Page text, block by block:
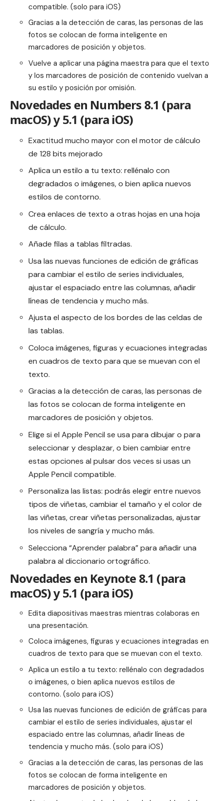
compatible. (solo para iOS)
Gracias a la detección de caras, las personas de las
fotos se colocan de forma inteligente en
marcadores de posición y objetos.
Vuelve a aplicar una página maestra para que el texto
y los marcadores de posición de contenido vuelvan a
su estilo y posición por omisión.
Novedades en Numbers 8.1 (para
macOS) y 5.1 (para iOS)
Exactitud mucho mayor con el motor de cálculo
de 128 bits mejorado
Aplica un estilo a tu texto: rellénalo con
degradados o imágenes, o bien aplica nuevos
estilos de contorno.
Crea enlaces de texto a otras hojas en una hoja
de cálculo.
Añade filas a tablas filtradas.
Usa las nuevas funciones de edición de gráficas
para cambiar el estilo de series individuales,
ajustar el espaciado entre las columnas, añadir
líneas de tendencia y mucho más.
Ajusta el aspecto de los bordes de las celdas de
las tablas.
Coloca imágenes, figuras y ecuaciones integradas
en cuadros de texto para que se muevan con el
texto.
Gracias a la detección de caras, las personas de
las fotos se colocan de forma inteligente en
marcadores de posición y objetos.
Elige si el Apple Pencil se usa para dibujar o para
seleccionar y desplazar, o bien cambiar entre
estas opciones al pulsar dos veces si usas un
Apple Pencil compatible.
Personaliza las listas: podrás elegir entre nuevos
tipos de viñetas, cambiar el tamaño y el color de
las viñetas, crear viñetas personalizadas, ajustar
los niveles de sangría y mucho más.
Selecciona “Aprender palabra” para añadir una
palabra al diccionario ortográfico.
Novedades en Keynote 8.1 (para
macOS) y 5.1 (para iOS)
Edita diapositivas maestras mientras colaboras en
una presentación.
Coloca imágenes, figuras y ecuaciones integradas en
cuadros de texto para que se muevan con el texto.
Aplica un estilo a tu texto: rellénalo con degradados
o imágenes, o bien aplica nuevos estilos de
contorno. (solo para iOS)
Usa las nuevas funciones de edición de gráficas para
cambiar el estilo de series individuales, ajustar el
espaciado entre las columnas, añadir líneas de
tendencia y mucho más. (solo para iOS)
Gracias a la detección de caras, las personas de las
fotos se colocan de forma inteligente en
marcadores de posición y objetos.